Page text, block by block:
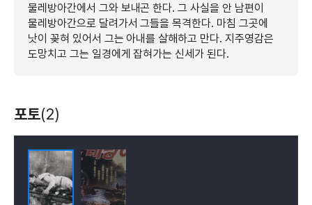
물레방아간에서 그와 보내곤 한다. 그 사실을 안 남편이
물레방아간으로 달려가서 그들을 목격한다. 마침 그곳에
낫이 꽂혀 있어서 그는 아내를 살해하고 만다. 지주영감은
도망치고 그는 일경에게 잡혀가는 신세가 된다.
포토(2)